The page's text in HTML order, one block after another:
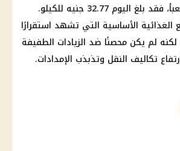
أما بالنسبة للأرز المعبأ، فقد بلغ اليوم 32.77 جنيه للكيلو.
الغذائية الأساسية التي تشهد استقرارًا
لم يكن محصنًا ضد الزيادات الطفيفة
تكاليف النقل وتذبذب الإمدادات.